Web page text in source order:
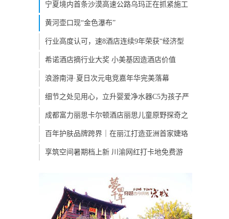
宁夏境内首条沙漠高速公路乌玛正在抓紧施工
黄河壶口现“金色瀑布”
行业高度认可，速8酒店连续9年荣获“经济型
希诺酒店摘行业大奖 小美基因造酒店价值
浪游南浔·夏日次元电竞嘉年华完美落幕
细节之处见用心，立升婴爱净水器C5为孩子严
成都富力丽思卡尔顿酒店丽思儿童原野探奇之
百年护肤品牌跨界｜在丽江打造亚洲首家婕珞
享筑空间暑期档上新 川渝网红打卡地免费游